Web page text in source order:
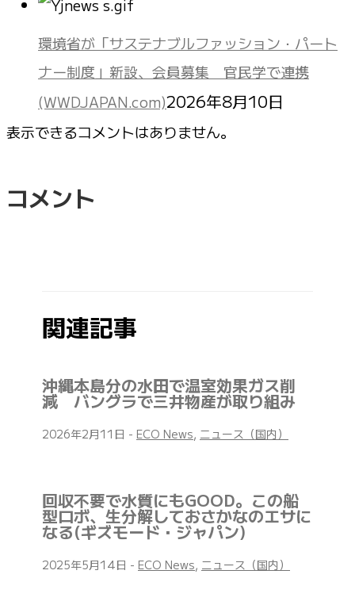
環境省が「サステナブルファッション・パート
ナー制度」新設、会員募集 官民学で連携
(WWDJAPAN.com)2026年8月10日
表示できるコメントはありません。
コメント
関連記事
沖縄本島分の水田で温室効果ガス削
減 バングラで三井物産が取り組み
2026年2月11日 - ECO News, ニュース（国内）
回収不要で水質にもGOOD。この船
型ロボ、生分解しておさかなのエサに
なる(ギズモード・ジャパン)
2025年5月14日 - ECO News, ニュース（国内）